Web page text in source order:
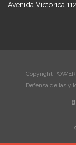
Avenida Victorica
Copyright
Defensa de las y